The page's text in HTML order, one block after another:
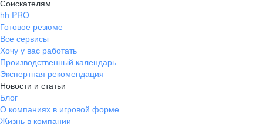
Соискателям
hh PRO
Готовое резюме
Все сервисы
Хочу у вас работать
Производственный календарь
Экспертная рекомендация
Новости и статьи
Блог
О компаниях в игровой форме
Жизнь в компании